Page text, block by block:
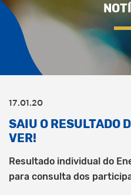
17.01.20
SAIU O RESULTADO
VER!
Resultado individual do
para consulta dos